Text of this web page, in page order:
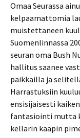
Omaa Seurassa
kelpaamattomia
muistettaneen
Suomenlinnassa
seuran oma Bush
hallitus saanee
paikkailla ja
Harrastuksiin
ensisijaisesti
fantasiointi mutta
kellarin kaapin